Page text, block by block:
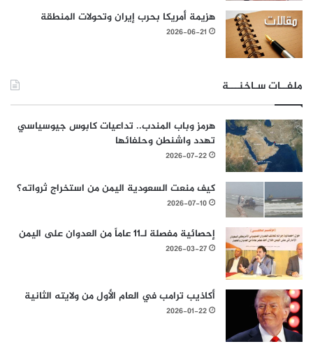
هزيمة أمريكا بحرب إيران وتحولات المنطقة
2026-06-21
ملفــات سـاخنـــة
هرمز وباب المندب.. تداعيات كابوس جيوسياسي
تهدد واشنطن وحلفائها
2026-07-22
كيف منعت السعودية اليمن من استخراج ثرواته؟
2026-07-10
إحصائية مفصلة لـ11 عاماً من العدوان على اليمن
2026-03-27
أكاذيب ترامب في العام الأول من ولايته الثانية
2026-01-22